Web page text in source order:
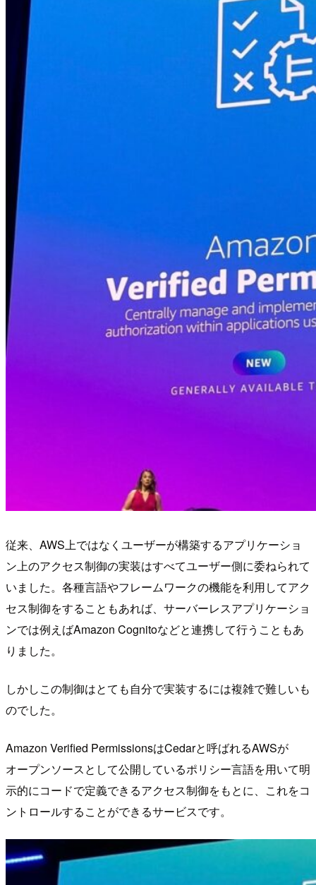
従来、AWS上ではなくユーザーが構築するアプリケーショ
ン上のアクセス制御の実装はすべてユーザー側に委ねられて
いました。各種言語やフレームワークの機能を利用してアク
セス制御をすることもあれば、サーバーレスアプリケーショ
ンでは例えばAmazon Cognitoなどと連携して行うこともあ
りました。
しかしこの制御はとても自分で実装するには複雑で難しいも
のでした。
Amazon Verified PermissionsはCedarと呼ばれるAWSが
オープンソースとして公開しているポリシー言語を用いて明
示的にコードで定義できるアクセス制御をもとに、これをコ
ントロールすることができるサービスです。